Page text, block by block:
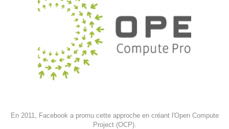
En 2011, Facebook a promu cette approche en créant l'Open Compute
Project (OCP).